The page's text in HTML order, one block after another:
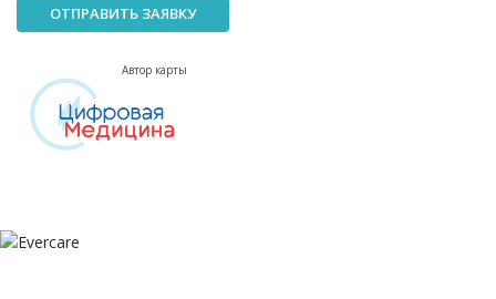
ОТПРАВИТЬ ЗАЯВКУ
Автор карты